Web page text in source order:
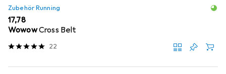
Zubehör Running
EUR
17,78
WowowCross Belt
22